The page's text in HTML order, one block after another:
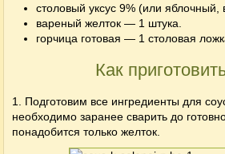
столовый уксус 9% (или
вареный желток — 1 штука.
горчица готовая — 1 столовая
Как
1. Подготовим все ингредиенты для
необходимо заранее сварить до
понадобится только желток.